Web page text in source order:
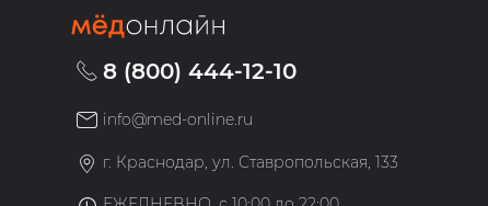
8 (800) 444-12-10
info@med-online.ru
г. Краснодар, ул. Ставропольская, 133